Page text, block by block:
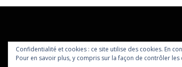
Confidentialité et cookies : ce site utilise des cookies. En
Pour en savoir plus, y compris sur la façon de contrôler